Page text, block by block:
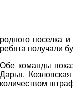
родного поселка
ребята получали
Обе команды
Дарья,
количеством